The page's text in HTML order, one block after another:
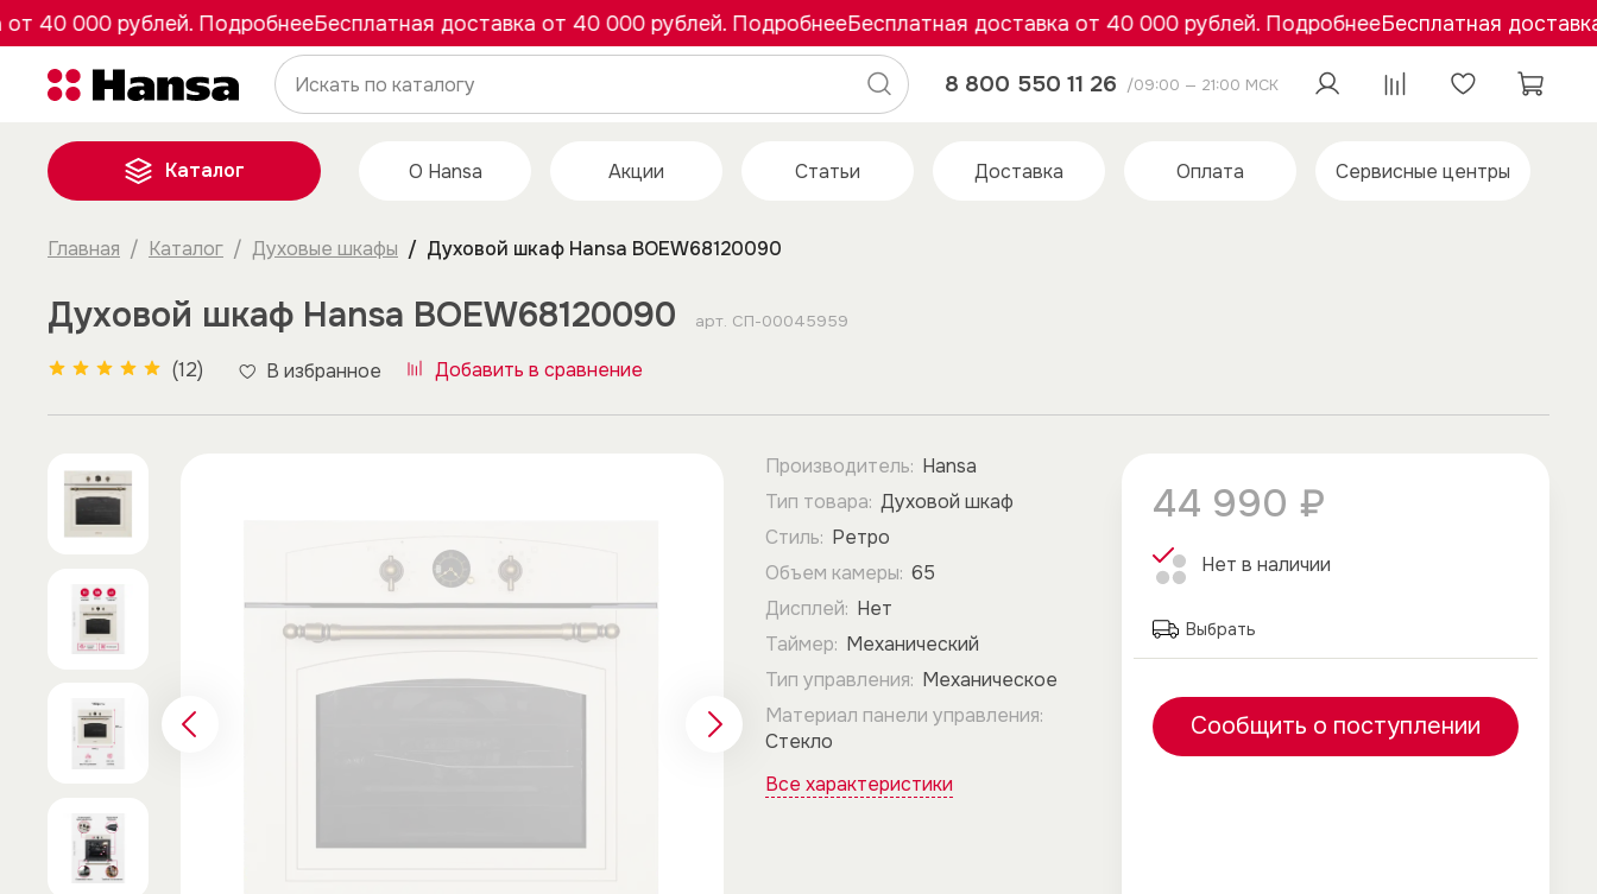
000 рублей. ПодробнееБесплатная доставка от 40 000 рублей. ПодробнееБесплатная доставка от 40 000 рублей. ПодробнееБесплатная доставка от
8 800 550 11 26 /09:00 — 21:00 МСК
Каталог О Hansa Акции Статьи Доставка Оплата Сервисные центры
Главная Каталог Духовые шкафы Духовой шкаф Hansa BOEW68120090
Духовой шкаф Hansa BOEW68120090 арт. СП-00045959
(12) В избранное Добавить в сравнение
44 990 ₽
Нет в наличии
Выбрать
Сообщить о поступлении
Производитель: Hansa
Тип товара: Духовой шкаф
Стиль: Ретро
Объем камеры: 65
Дисплей: Нет
Таймер: Механический
Тип управления: Механическое
Материал панели управления:
Стекло
Все характеристики